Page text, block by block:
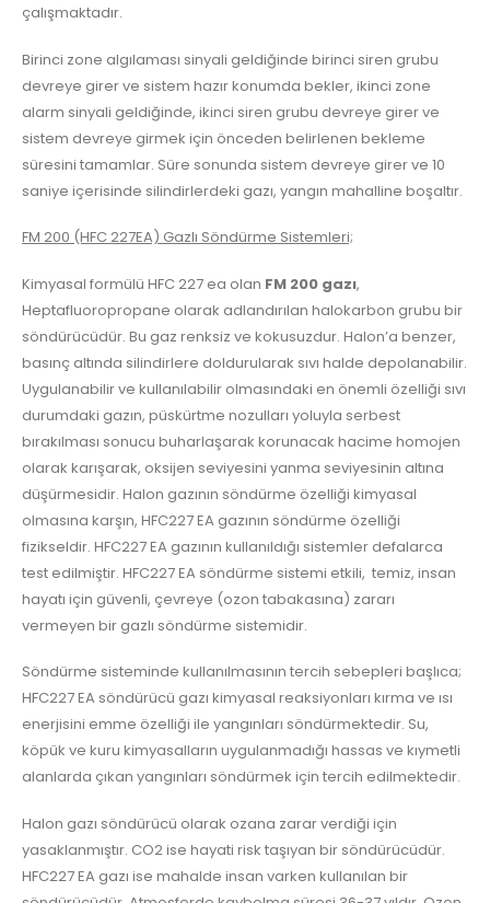
çalışmaktadır.
Birinci zone algılaması sinyali geldiğinde birinci siren grubu
devreye girer ve sistem hazır konumda bekler, ikinci zone
alarm sinyali geldiğinde, ikinci siren grubu devreye girer ve
sistem devreye girmek için önceden belirlenen bekleme
süresini tamamlar. Süre sonunda sistem devreye girer ve 10
saniye içerisinde silindirlerdeki gazı, yangın mahalline boşaltır.
FM 200 (HFC 227EA) Gazlı Söndürme Sistemleri;
Kimyasal formülü HFC 227 ea olan FM 200 gazı,
Heptafluoropropane olarak adlandırılan halokarbon grubu bir
söndürücüdür. Bu gaz renksiz ve kokusuzdur. Halon’a benzer,
basınç altında silindirlere doldurularak sıvı halde depolanabilir.
Uygulanabilir ve kullanılabilir olmasındaki en önemli özelliği sıvı
durumdaki gazın, püskürtme nozulları yoluyla serbest
bırakılması sonucu buharlaşarak korunacak hacime homojen
olarak karışarak, oksijen seviyesini yanma seviyesinin altına
düşürmesidir. Halon gazının söndürme özelliği kimyasal
olmasına karşın, HFC227 EA gazının söndürme özelliği
fizikseldir. HFC227 EA gazının kullanıldığı sistemler defalarca
test edilmiştir. HFC227 EA söndürme sistemi etkili, temiz, insan
hayatı için güvenli, çevreye (ozon tabakasına) zararı
vermeyen bir gazlı söndürme sistemidir.
Söndürme sisteminde kullanılmasının tercih sebepleri başlıca;
HFC227 EA söndürücü gazı kimyasal reaksiyonları kırma ve ısı
enerjisini emme özelliği ile yangınları söndürmektedir. Su,
köpük ve kuru kimyasalların uygulanmadığı hassas ve kıymetli
alanlarda çıkan yangınları söndürmek için tercih edilmektedir.
Halon gazı söndürücü olarak ozana zarar verdiği için
yasaklanmıştır. CO2 ise hayati risk taşıyan bir söndürücüdür.
HFC227 EA gazı ise mahalde insan varken kullanılan bir